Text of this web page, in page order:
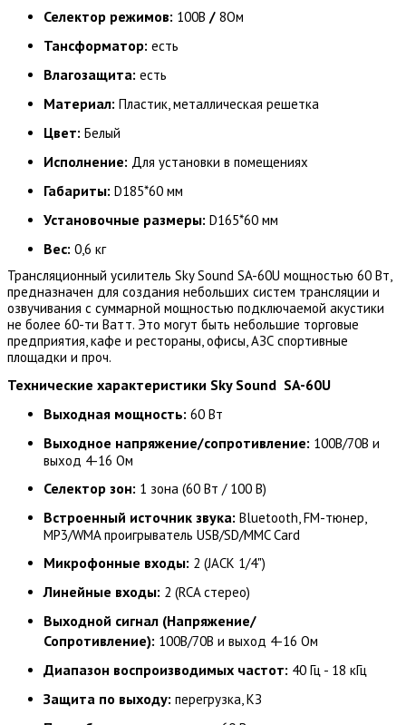
Селектор режимов: 100В / 8Oм
Тансформатор: есть
Влагозащита: есть
Материал: Пластик, металлическая решетка
Цвет: Белый
Исполнение: Для установки в помещениях
Габариты: D185*60 мм
Установочные размеры: D165*60 мм
Вес: 0,6 кг
Трансляционный усилитель Sky Sound SA-60U мощностью 60 Вт,
предназначен для создания небольших систем трансляции и
озвучивания с суммарной мощностью подключаемой акустики
не более 60-ти Ватт. Это могут быть небольшие торговые
предприятия, кафе и рестораны, офисы, АЗС спортивные
площадки и проч.
Технические характеристики Sky Sound SA-60U
Выходная мощность: 60 Вт
Выходное напряжение/сопротивление: 100В/70В и
выход 4-16 Ом
Селектор зон: 1 зона (60 Вт / 100 В)
Встроенный источник звука: Bluetooth, FM-тюнер,
MP3/WMA проигрыватель USB/SD/MMC Card
Микрофонные входы: 2 (JACK 1/4")
Линейные входы: 2 (RCA стерео)
Выходной сигнал (Напряжение/
Сопротивление): 100В/70В и выход 4-16 Ом
Диапазон воспроизводимых частот: 40 Гц - 18 кГц
Защита по выходу: перегрузка, КЗ